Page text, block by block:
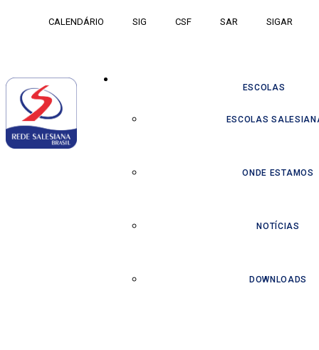
CALENDÁRIO SIG CSF SAR SIGAR
ESCOLAS
ESCOLAS
ONDE ESTAMOS
NOTÍCIAS
DOWNLOADS